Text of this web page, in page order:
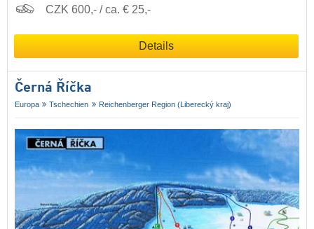
CZK 600,- / ca. € 25,-
Details
Černá Říčka
Europa Tschechien Reichenberger Region (Liberecký kraj)